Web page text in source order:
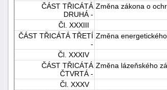
ČÁST TŘICÁTÁ
DRUHÁ -
Změna zákona o
Čl. XXXIII
ČÁST TŘICÁTÁ TŘETÍ
-
Změna
Čl. XXXIV
ČÁST TŘICÁTÁ
ČTVRTÁ -
Změna lázeňského
Čl. XXXV